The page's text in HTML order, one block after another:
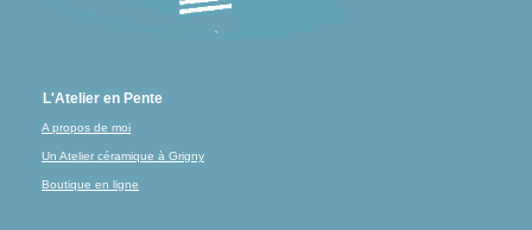
L'Atelier en Pente
A propos de moi
Un Atelier céramique à Grigny
Boutique en ligne